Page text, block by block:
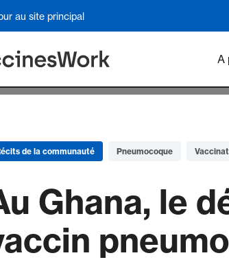
au site principal
A
de la communauté Pneumocoque
Ghana, le